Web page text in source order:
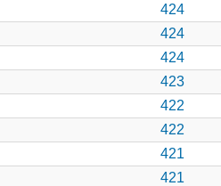
424
424
424
423
422
422
421
421